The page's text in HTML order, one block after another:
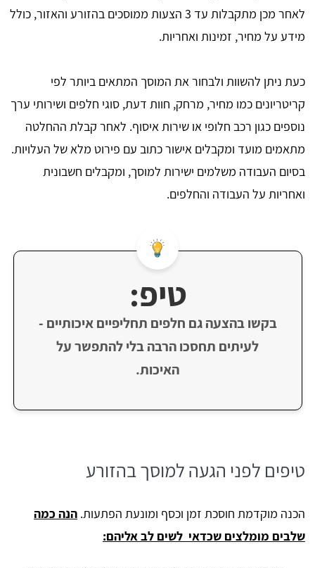
לאחר מכן מתקבלות עד 3 הצעות ממוסכים בהזורע והאזור, כולל
מידע על מחיר, זמינות ואחריות.
כעת ניתן להשוות ולבחור את המוסך המתאים ביותר לפי
קריטריונים כמו מחיר, מרחק, חוות דעת, סוגי חלפים ושירותי ערך
נוספים כגון רכב חלופי או שירות איסוף. לאחר קבלת ההחלטה
מתאמים מועד ומקבלים אישור כתוב עם פירוט מלא של העלויות.
בסיום העבודה משלמים ישירות למוסך, ומקבלים חשבונית
ואחריות על העבודה והחלפים.
טיפ:
בקשו בהצעה גם חלפים תחליפיים איכותיים -
לעיתים תחסכו הרבה בלי להתפשר על
האיכות.
טיפים לפני הגעה למוסך בהזורע
הכנה מוקדמת חוסכת זמן וכסף ומונעת הפתעות. הנה כמה
שלבים מומלצים שכדאי לשים לב אליהם: